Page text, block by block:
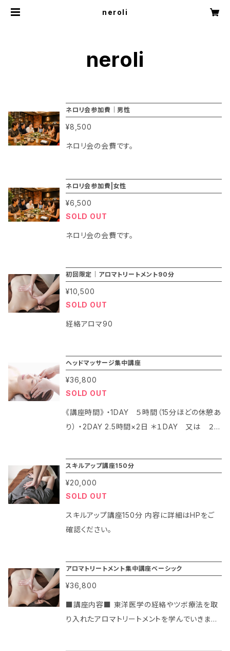
neroli
neroli
ネロリ会参加費｜男性
¥8,500
ネロリ会の会費です。
ネロリ会参加費|女性
¥6,500
SOLD OUT
ネロリ会の会費です。
初回限定｜アロマトリートメント90分
¥10,500
SOLD OUT
経絡アロマ90
ヘッドマッサージ集中講座
¥36,800
SOLD OUT
《講座時間》 ・1DAY ５時間（15分ほどの休憩あ
り） ・2DAY 2.5時間×2日 ＊１DAY 又は ２D
スキルアップ講座150分
¥20,000
SOLD OUT
スキルアップ講座150分 内容に詳細はHPをご
確認ください。
アロマトリートメント集中講座ベーシック
¥36,800
■講座内容■ 東洋医学の経絡やツボ療法を取
り入れたアロマトリートメントを学んでいきます。